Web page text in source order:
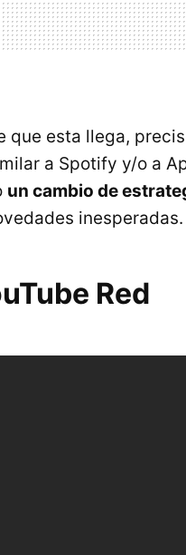
que esta llega,
a Spotify y/o a
un cambio de
inesperadas.
Red